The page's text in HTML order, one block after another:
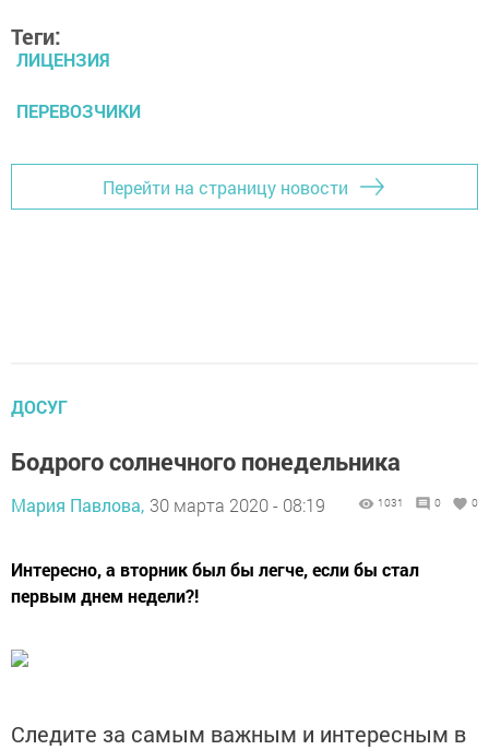
Теги:
ЛИЦЕНЗИЯ
ПЕРЕВОЗЧИКИ
Перейти на страницу новости
ДОСУГ
Бодрого солнечного понедельника
Мария Павлова, 30 марта 2020 - 08:19 1031 0 0
Интересно, а вторник был бы легче, если бы стал
первым днем недели?!
Следите за самым важным и интересным в